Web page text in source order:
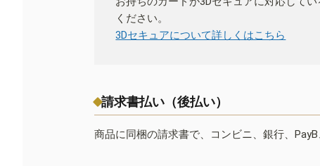
ください。
3Dセキュアについて詳しくはこちら
請求書払い（後払い）
商品に同梱の請求書で、コンビニ、銀行、